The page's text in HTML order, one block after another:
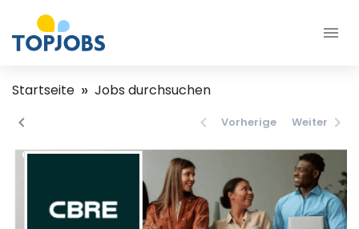
Startseite Jobs durchsuchen
Vorherige Weiter